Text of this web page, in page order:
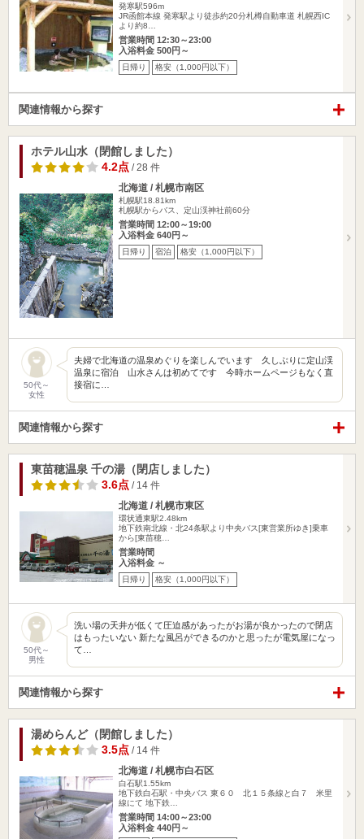
発寒駅596m
JR函館本線 発寒駅より徒歩約20分札樽自動車道 札幌西IC
より約8…
営業時間 12:30～23:00
入浴料金 500円～
日帰り 格安（1,000円以下）
関連情報から探す
ホテル山水（閉館しました）
4.2点 / 28 件
北海道 / 札幌市南区
札幌駅18.81km
札幌駅からバス、定山渓神社前60分
営業時間 12:00～19:00
入浴料金 640円～
日帰り 宿泊 格安（1,000円以下）
50代～
女性
夫婦で北海道の温泉めぐりを楽しんでいます 久しぶりに定山渓
温泉に宿泊 山水さんは初めてです 今時ホームページもなく直
接宿に…
関連情報から探す
東苗穂温泉 千の湯（閉店しました）
3.6点 / 14 件
北海道 / 札幌市東区
環状通東駅2.48km
地下鉄南北線・北24条駅より中央バス[東営業所ゆき]乗車
から[東苗穂…
営業時間
入浴料金 ～
日帰り 格安（1,000円以下）
50代～
男性
洗い場の天井が低くて圧迫感があったがお湯が良かったので閉店
はもったいない 新たな風呂ができるのかと思ったが電気屋になっ
て…
関連情報から探す
湯めらんど（閉館しました）
3.5点 / 14 件
北海道 / 札幌市白石区
白石駅1.55km
地下鉄白石駅・中央バス 東６０ 北１５条線と白７ 米里
線にて 地下鉄…
営業時間 14:00～23:00
入浴料金 440円～